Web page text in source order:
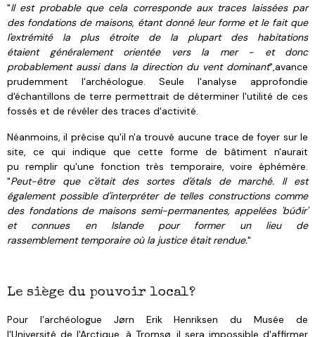
"Il est probable que cela corresponde aux traces laissées par
des fondations de maisons, étant donné leur forme et le fait que
l'extrémité la plus étroite de la plupart des habitations
étaient généralement orientée vers la mer - et donc
probablement aussi dans la direction du vent dominant",avance
prudemment l'archéologue. Seule l'analyse approfondie
d'échantillons de terre permettrait de déterminer l'utilité de ces
fossés et de révéler des traces d'activité.
Néanmoins, il précise qu'il n'a trouvé aucune trace de foyer sur le
site, ce qui indique que cette forme de bâtiment n'aurait
pu remplir qu'une fonction très temporaire, voire éphémère.
"Peut-être que c'était des sortes d'étals de marché. Il est
également possible d'interpréter de telles constructions comme
des fondations de maisons semi-permanentes, appelées 'búðir'
et connues en Islande pour former un lieu de
rassemblement temporaire où la justice était rendue."
Le siège du pouvoir local?
Pour l'archéologue Jørn Erik Henriksen du Musée de
l'Université de l'Arctique, à Tromsø, il sera impossible d'affirmer